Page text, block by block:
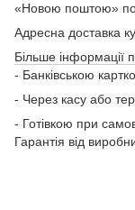
«Новою поштою» по
Адресна доставка
Більше інформації
- Банківською
- Через касу або
- Готівкою при
Гарантія від